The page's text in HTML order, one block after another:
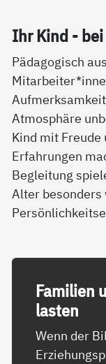
Ihr Kind -
Pädagogisch
Atmosphäre
Kind mit Freude
Erfahrungen
Begleitung
Alter
Fa­mi­li­en
las­ten
Wenn der